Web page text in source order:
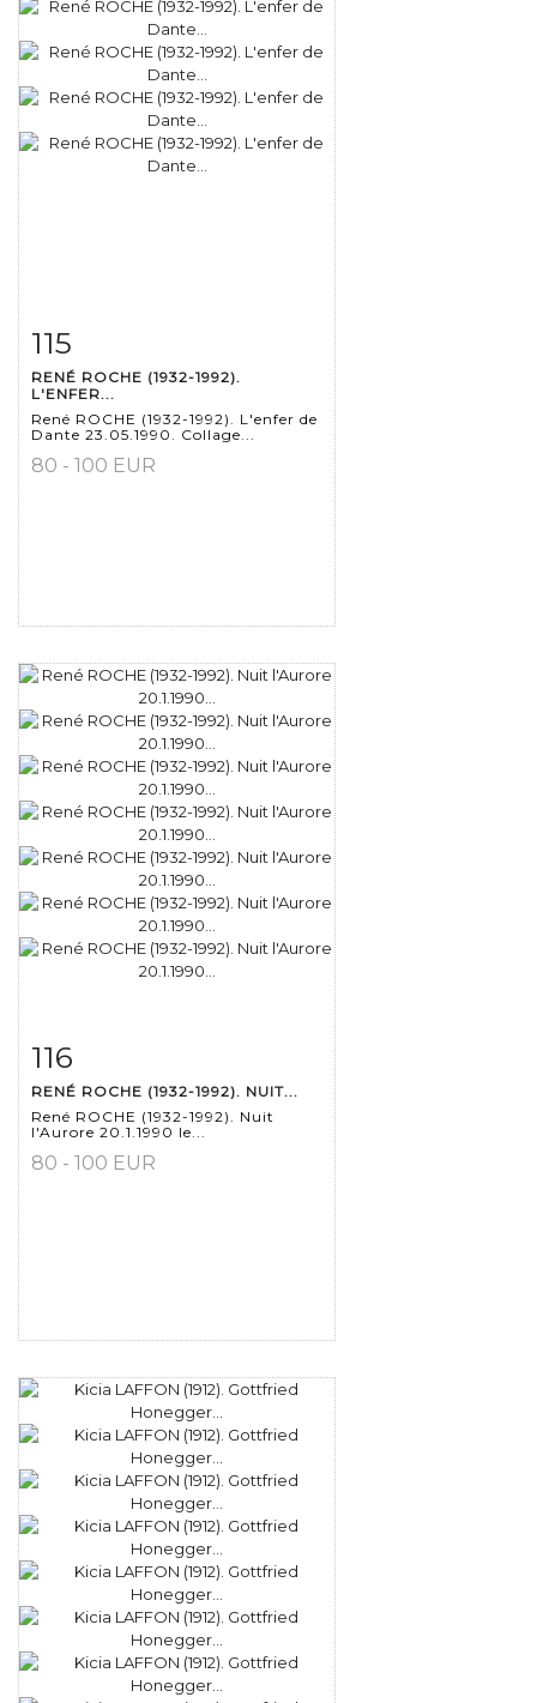
Fiche détaillée
115
RENÉ ROCHE (1932-1992).
L'ENFER...
René ROCHE (1932-1992). L'enfer de
Dante 23.05.1990. Collage...
80 - 100 EUR
Fiche détaillée
116
RENÉ ROCHE (1932-1992). NUIT...
René ROCHE (1932-1992). Nuit
l'Aurore 20.1.1990 le...
80 - 100 EUR